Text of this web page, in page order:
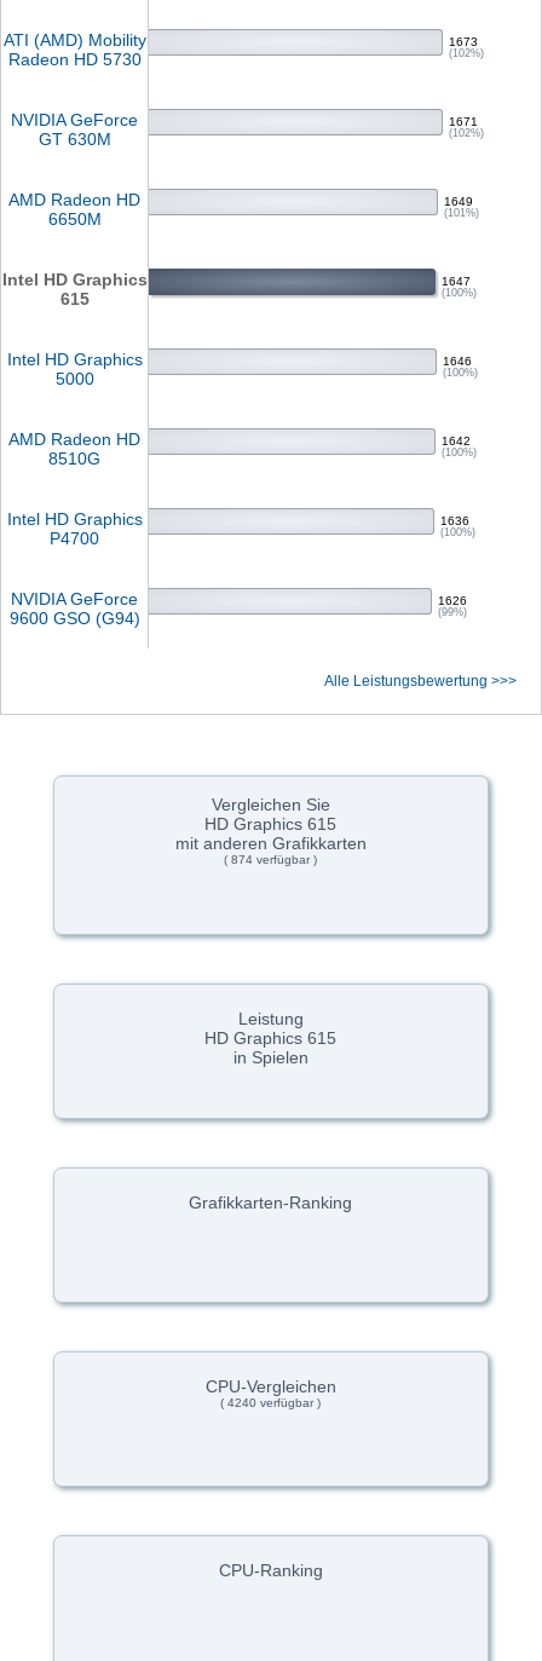
ATI (AMD) Mobility
Radeon HD 5730
1673
(102%)
NVIDIA GeForce
GT 630M
1671
(102%)
AMD Radeon HD
6650M
1649
(101%)
Intel HD Graphics
615
1647
(100%)
Intel HD Graphics
5000
1646
(100%)
AMD Radeon HD
8510G
1642
(100%)
Intel HD Graphics
P4700
1636
(100%)
NVIDIA GeForce
9600 GSO (G94)
1626
(99%)
Alle Leistungsbewertung >>>
Vergleichen Sie
HD Graphics 615
mit anderen Grafikkarten
( 874 verfügbar )
Leistung
HD Graphics 615
in Spielen
Grafikkarten-Ranking
CPU-Vergleichen
( 4240 verfügbar )
CPU-Ranking